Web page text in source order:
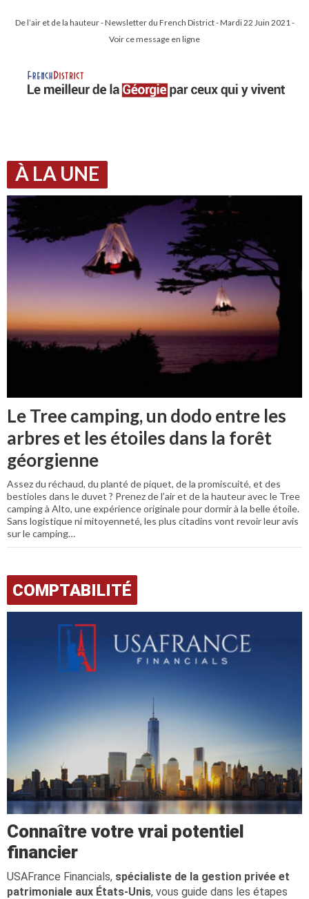
De l’air et de la hauteur - Newsletter du French District - Mardi 22 Juin 2021 -
Voir ce message en ligne
À LA UNE
Le Tree camping, un dodo entre les
arbres et les étoiles dans la forêt
géorgienne
Assez du réchaud, du planté de piquet, de la promiscuité, et des
bestioles dans le duvet ? Prenez de l’air et de la hauteur avec le Tree
camping à Alto, une expérience originale pour dormir à la belle étoile.
Sans logistique ni mitoyenneté, les plus citadins vont revoir leur avis
sur le camping…
COMPTABILITÉ
Connaître votre vrai potentiel
financier
USAFrance Financials, spécialiste de la gestion privée et
patrimoniale aux États-Unis, vous guide dans les étapes